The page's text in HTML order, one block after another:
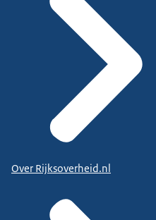
Over Rijksoverheid.nl